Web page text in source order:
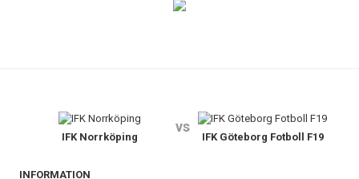
BILDGALLERI
DOKUMENT
IFK Norrköping
vs
IFK Göteborg Fotboll F19
INFORMATION